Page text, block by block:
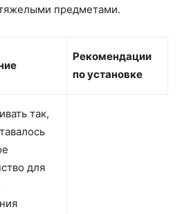
предметами.
Рекомендации
по установке
так,
для